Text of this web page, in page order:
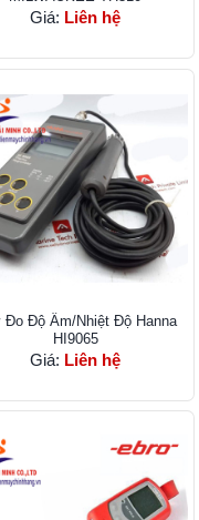
Giá: Liên hệ
Đo Độ Ẩm/Nhiệt Độ Hanna
HI9065
Giá: Liên hệ